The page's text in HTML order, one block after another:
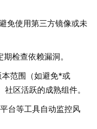
免使用第三方镜像或未
检查依赖漏洞。
范围（如避免*或
区活跃的成熟组件。
台等工具自动监控风